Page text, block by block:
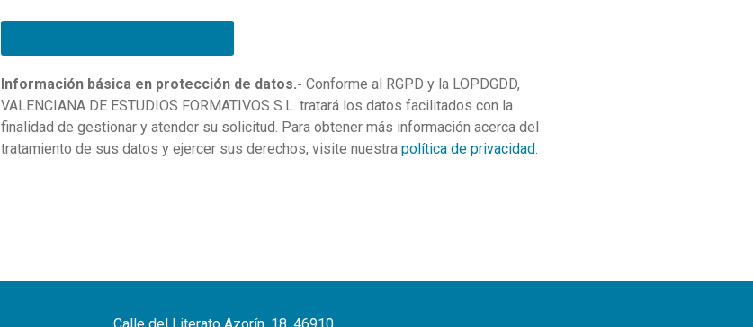
Información básica en protección de datos.- Conforme al RGPD y la LOPDGDD,
VALENCIANA DE ESTUDIOS FORMATIVOS S.L. tratará los datos facilitados con la
finalidad de gestionar y atender su solicitud. Para obtener más información acerca del
tratamiento de sus datos y ejercer sus derechos, visite nuestra política de privacidad.